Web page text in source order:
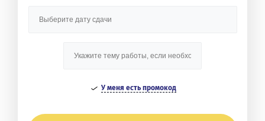
У меня есть промокод